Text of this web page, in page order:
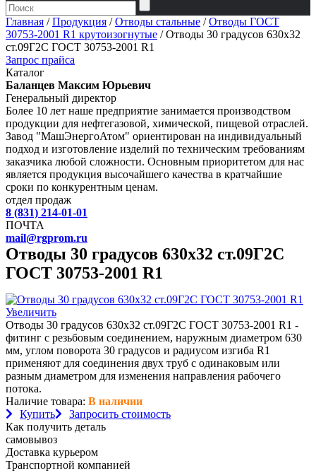
Главная /Продукция /Отводы стальные /Отводы ГОСТ
30753-2001 R1 крутоизогнутые /Отводы 30 градусов 630х32
ст.09Г2С ГОСТ 30753-2001 R1
Запрос прайса
Каталог
Баланцев Максим Юрьевич
Генеральный директор
Более 10 лет наше предприятие занимается производством
продукции для нефтегазовой, химической, пищевой отраслей.
Завод "МашЭнергоАтом" ориентирован на индивидуальный
подход и изготовление изделий по техническим требованиям
заказчика любой сложности. Основным приоритетом для нас
является продукция высочайшего качества в кратчайшие
сроки по конкурентным ценам.
отдел продаж
8 (831) 214-01-01
ПОЧТА
mail@rgprom.ru
Отводы 30 градусов 630х32 ст.09Г2С
ГОСТ 30753-2001 R1
Увеличить
Отводы 30 градусов 630х32 ст.09Г2С ГОСТ 30753-2001 R1 -
фитинг с резьбовым соединением, наружным диаметром 630
мм, углом поворота 30 градусов и радиусом изгиба R1
применяют для соединения двух труб с одинаковым или
разным диаметром для изменения направления рабочего
потока.
Наличие товара: В наличии
Купить
Запросить стоимость
Как получить деталь
самовывоз
Доставка курьером
Транспортной компанией